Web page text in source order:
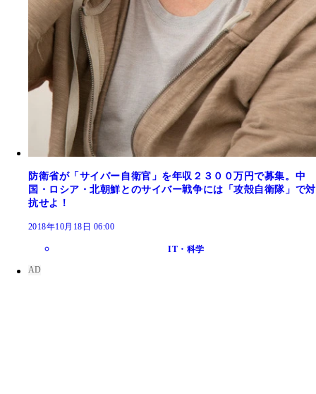
防衛省が「サイバー自衛官」を年収２３００万円で募集。中
国・ロシア・北朝鮮とのサイバー戦争には「攻殻自衛隊」で対
抗せよ！
2018年10月18日 06:00
IT・科学